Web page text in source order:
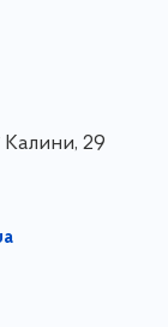
Калини, 29